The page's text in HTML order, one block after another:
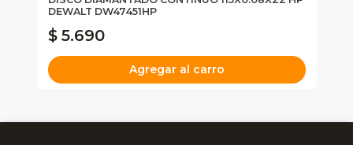
DEWALT DW47451HP
$ 5.690
Agregar al carro